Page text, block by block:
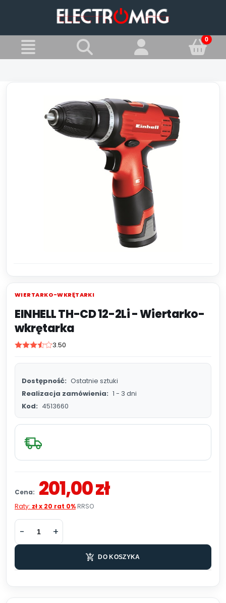
Wiertarko-wkrętarki
WIERTARKO-WKRĘTARKI
EINHELL TH-CD 12-2Li - Wiertarko-
wkrętarka
3.50
Dostępność: Ostatnie sztuki
Realizacja zamówienia: 1 - 3 dni
Kod: 4513660
Cena: 201,00 zł
Raty: zł x 20 rat 0% RRSO
DO KOSZYKA